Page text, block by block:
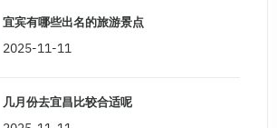
宜宾有哪些出名的旅游景点
2025-11-11
几月份去宜昌比较合适呢